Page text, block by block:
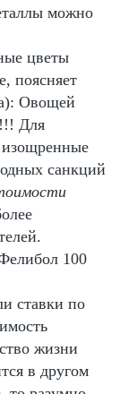
можно
цветы
поясняет
Овощей
Для
санкций
100
ставки по
жизни
в другом